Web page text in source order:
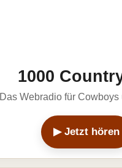
1000
Das Webradio für Cowboys
▶ Jetzt hören